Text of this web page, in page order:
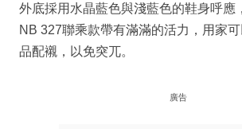
外底採用水晶藍色與淺藍色的鞋身呼應
NB 327聯乘款帶有滿滿的活力，用家
品配襯，以免突兀。
廣告